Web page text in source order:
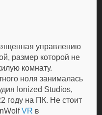
управлению
размер которой не
комнату.
ноля занималась
Ionized Studios,
году на ПК. Не стоит
VR в